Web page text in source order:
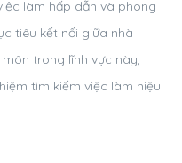
làm hấp dẫn và phong
tiêu kết nối giữa nhà
trong lĩnh vực này,
tìm kiếm việc làm hiệu